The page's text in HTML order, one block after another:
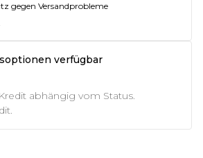
gegen Versandprobleme
verfügbar
abhängig vom Status.